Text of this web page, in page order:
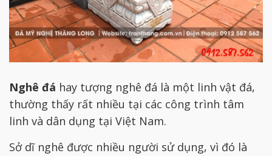
Nghê đá hay tượng nghê đá là một linh vật đá,
thường thấy rất nhiều tại các công trình tâm
linh và dân dụng tại Việt Nam.
Sở dĩ nghê được nhiều người sử dụng, vì đó là